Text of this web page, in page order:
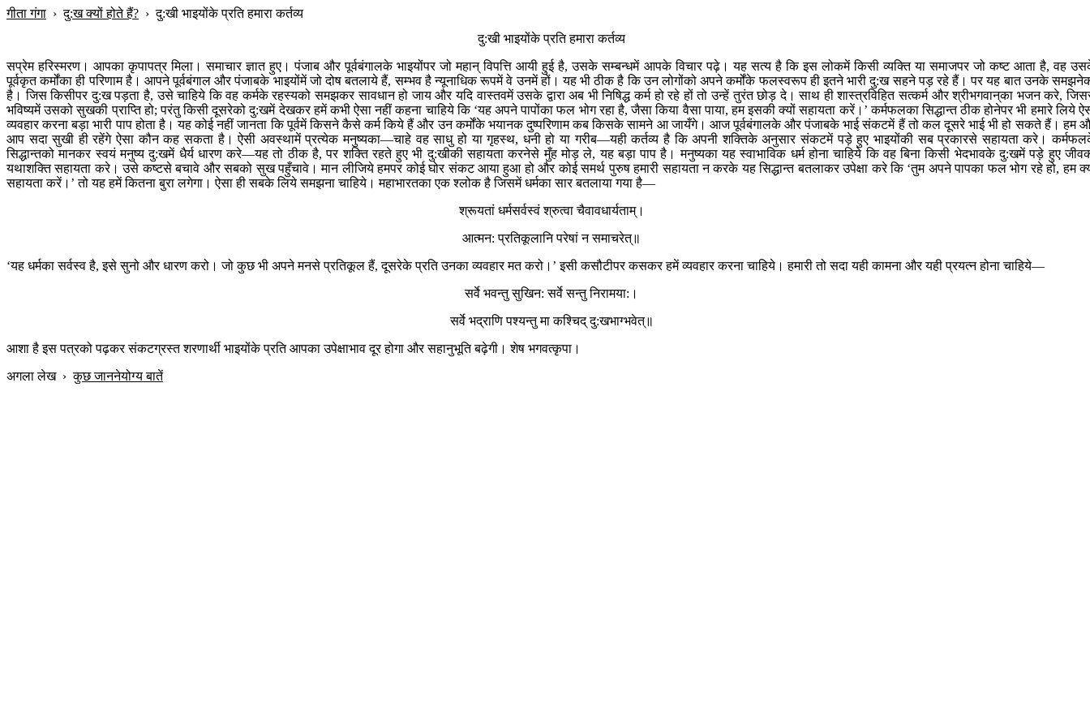
गीता गंगा ›दु:ख क्यों होते हैं? ›दु:खी भाइयोंके प्रति हमारा कर्तव्य
दु:खी भाइयोंके प्रति हमारा कर्तव्य
सप्रेम हरिस्मरण। आपका कृपापत्र मिला। समाचार ज्ञात हुए। पंजाब और पूर्वबंगालके भाइयोंपर जो महान् विपत्ति आयी हुई है, उसके सम्बन्धमें आपके विचार पढ़े। यह सत्य है कि इस लोकमें किसी व्यक्ति या समाजपर जो कष्ट आता है, वह
पूर्वकृत कर्मोंका ही परिणाम है। आपने पूर्वबंगाल और पंजाबके भाइयोंमें जो दोष बतलाये हैं, सम्भव है न्यूनाधिक रूपमें वे उनमें हों। यह भी ठीक है कि उन लोगोंको अपने कर्मोंके फलस्वरूप ही इतने भारी दु:ख सहने पड़ रहे हैं। पर यह बात उनके
है। जिस किसीपर दु:ख पड़ता है, उसे चाहिये कि वह कर्मके रहस्यको समझकर सावधान हो जाय और यदि वास्तवमें उसके द्वारा अब भी निषिद्ध कर्म हो रहे हों तो उन्हें तुरंत छोड़ दे। साथ ही शास्त्रविहित सत्कर्म और श्रीभगवान‍्का भजन करे,
भविष्यमें उसको सुखकी प्राप्ति हो; परंतु किसी दूसरेको दु:खमें देखकर हमें कभी ऐसा नहीं कहना चाहिये कि ‘यह अपने पापोंका फल भोग रहा है, जैसा किया वैसा पाया, हम इसकी क्यों सहायता करें।’ कर्मफलका सिद्धान्त ठीक होनेपर भी हमारे लिये
व्यवहार करना बड़ा भारी पाप होता है। यह कोई नहीं जानता कि पूर्वमें किसने कैसे कर्म किये हैं और उन कर्मोंके भयानक दुष्परिणाम कब किसके सामने आ जायँगे। आज पूर्वबंगालके और पंजाबके भाई संकटमें हैं तो कल दूसरे भाई भी हो सकते हैं। हम
आप सदा सुखी ही रहेंगे ऐसा कौन कह सकता है। ऐसी अवस्थामें प्रत्येक मनुष्यका—चाहे वह साधु हो या गृहस्थ, धनी हो या गरीब—यही कर्तव्य है कि अपनी शक्तिके अनुसार संकटमें पड़े हुए भाइयोंकी सब प्रकारसे सहायता करे।
सिद्धान्तको मानकर स्वयं मनुष्य दु:खमें धैर्य धारण करे—यह तो ठीक है, पर शक्ति रहते हुए भी दु:खीकी सहायता करनेसे मुँह मोड़ ले, यह बड़ा पाप है। मनुष्यका यह स्वाभाविक धर्म होना चाहिये कि वह बिना किसी भेदभावके दु:खमें पड़े हुए
यथाशक्ति सहायता करे। उसे कष्टसे बचावे और सबको सुख पहुँचावे। मान लीजिये हमपर कोई घोर संकट आया हुआ हो और कोई समर्थ पुरुष हमारी सहायता न करके यह सिद्धान्त बतलाकर उपेक्षा करे कि ‘तुम अपने पापका फल भोग रहे हो, हम
सहायता करें।’ तो यह हमें कितना बुरा लगेगा। ऐसा ही सबके लिये समझना चाहिये। महाभारतका एक श्लोक है जिसमें धर्मका सार बतलाया गया है—
श्रूयतां धर्मसर्वस्वं श्रुत्वा चैवावधार्यताम्।
आत्मन: प्रतिकूलानि परेषां न समाचरेत्॥
‘यह धर्मका सर्वस्व है, इसे सुनो और धारण करो। जो कुछ भी अपने मनसे प्रतिकूल हैं, दूसरेके प्रति उनका व्यवहार मत करो।’ इसी कसौटीपर कसकर हमें व्यवहार करना चाहिये। हमारी तो सदा यही कामना और यही प्रयत्न होना चाहिये—
सर्वे भवन्तु सुखिन: सर्वे सन्तु निरामया:।
सर्वे भद्राणि पश्यन्तु मा कश्चिद् दु:खभाग्भवेत्॥
आशा है इस पत्रको पढ़कर संकटग्रस्त शरणार्थी भाइयोंके प्रति आपका उपेक्षाभाव दूर होगा और सहानुभूति बढ़ेगी। शेष भगवत्कृपा।
अगला लेख›कुछ जाननेयोग्य बातें